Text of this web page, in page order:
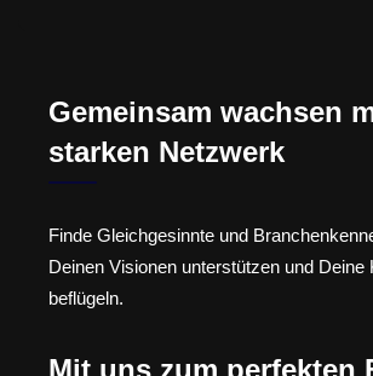
Gemeinsam wachsen
starken Netzwerk
Finde Gleichgesinnte und
Deinen Visionen unterstützen und Deine
beflügeln.
Mit uns zum perfekten